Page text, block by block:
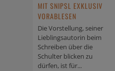
MIT SNIPSL EXKLUSIV
VORABLESEN
Die Vorstellung, seiner
Lieblingsautorin beim
Schreiben über die
Schulter blicken zu
dürfen, ist für...